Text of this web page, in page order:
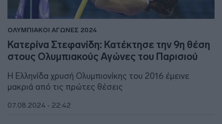
ΟΛΥΜΠΙΑΚΟΙ ΑΓΩΝΕΣ 2024
Κατερίνα Στεφανίδη: Κατέκτησε την 9η θέση
στους Ολυμπιακούς Αγώνες του Παρισιού
Η Ελληνίδα χρυσή Ολυμπιονίκης του 2016 έμεινε
μακριά από τις πρώτες θέσεις
07.08.2024 - 22:42